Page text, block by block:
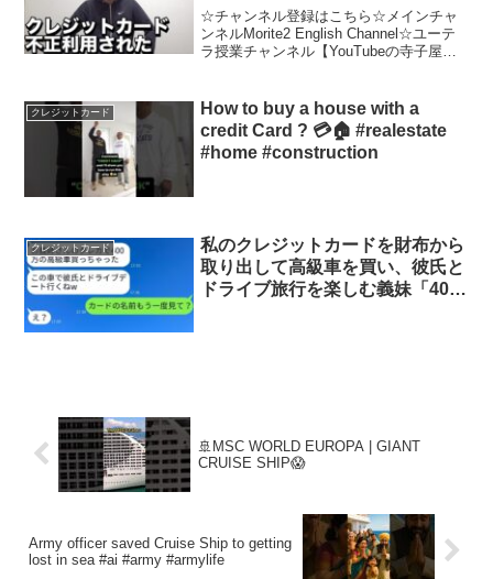
☆チャンネル登録はこちら☆メインチャ
ンネルMorite2 English Channel☆ユーテ
ラ授業チャンネル【YouTubeの寺子屋】
Englishチャンネル...
クレジットカード
How to buy a house with a
credit Card ? 💳🏠 #realestate
#home #construction
クレジットカード
私のクレジットカードを財布から
取り出して高級車を買い、彼氏と
ドライブ旅行を楽しむ義妹「400
🚢MSC WORLD EUROPA | GIANT
CRUISE SHIP😱
Army officer saved Cruise Ship to getting
lost in sea #ai #army #armylife